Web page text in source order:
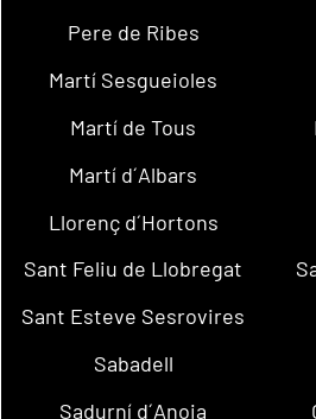
Pere de Ribes
Martí Sesgueioles
Martí de Tous
Martí d´Albars
Llorenç d´Hortons
Sant Feliu de Llobregat
Sant Esteve Sesrovires
Sabadell
Sadurní d´Anoia